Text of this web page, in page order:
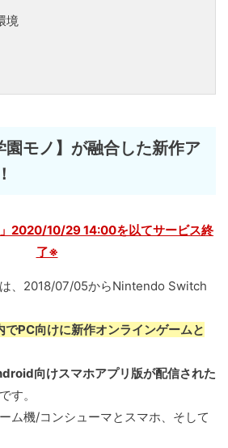
境
園モノ】が融合した新作ア
2020/10/29 14:00を以てサービス終
了※
は、2018/07/05からNintendo Switch
PC向けに新作オンラインゲームと
向けスマホアプリ版が配信された
です。
ム機/コンシューマとスマホ、そして